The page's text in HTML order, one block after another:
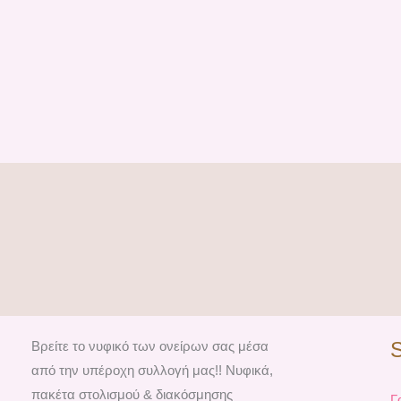
Βρείτε το νυφικό των ονείρων σας μέσα
από την υπέροχη συλλογή μας!! Νυφικά,
πακέτα στολισμού & διακόσμησης